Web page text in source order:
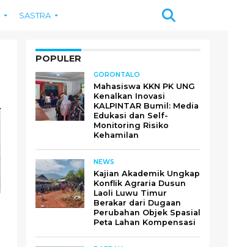
SASTRA
POPULER
GORONTALO
Mahasiswa KKN PK UNG
Kenalkan Inovasi
KALPINTAR Bumil: Media
Edukasi dan Self-
Monitoring Risiko
Kehamilan
NEWS
Kajian Akademik Ungkap
Konflik Agraria Dusun
Laoli Luwu Timur
Berakar dari Dugaan
Perubahan Objek Spasial
Peta Lahan Kompensasi